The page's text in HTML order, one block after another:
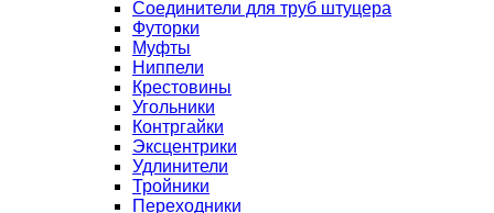
Соединители для труб штуцера
Футорки
Муфты
Ниппели
Крестовины
Угольники
Контргайки
Эксцентрики
Удлинители
Тройники
Переходники